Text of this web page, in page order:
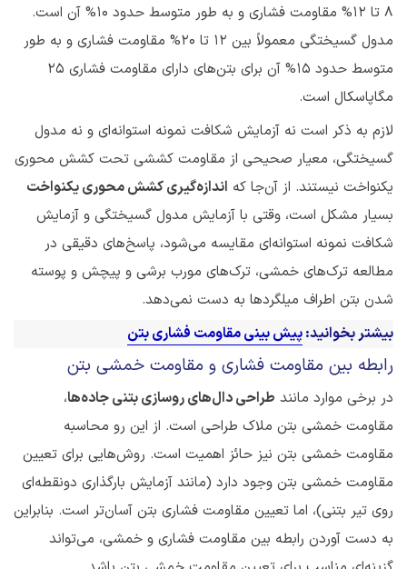
۸ تا ۱۲% مقاومت فشاری و به طور متوسط حدود ۱۰% آن است.
مدول گسیختگی معمولاً بین ۱۲ تا ۲۰% مقاومت فشاری و به طور
متوسط حدود ۱۵% آن برای بتن‌های دارای مقاومت فشاری 25
مگاپاسکال است.
لازم به ذکر است نه آزمایش شکافت نمونه استوانه‌ای و نه مدول
گسیختگی، معیار صحیحی از مقاومت کششی تحت کشش محوری
یکنواخت نیستند. از آن‌جا که اندازه‌گیری کشش محوری یکنواخت
بسیار مشکل است، وقتی با آزمایش مدول گسیختگی و آزمایش
شکافت نمونه استوانه‌ای مقایسه می‌شود، پاسخ‌های دقیقی در
مطالعه ترک‌های خمشی، ترک‌های مورب برشی و پیچش و پوسته
شدن بتن اطراف میلگردها به دست نمی‌دهد.
بیشتر بخوانید:پیش بینی مقاومت فشاری بتن
رابطه بین مقاومت فشاری و مقاومت خمشی بتن
در برخی موارد مانند طراحی دال‌های روسازی بتنی جاده‌ها،
مقاومت خمشی بتن ملاک طراحی است. از این رو محاسبه
مقاومت خمشی بتن نیز حائز اهمیت است. روش‌هایی برای تعیین
مقاومت خمشی بتن وجود دارد (مانند آزمایش بارگذاری دونقطه‌ای
روی تیر بتنی)، اما تعیین مقاومت فشاری بتن آسان‌تر است. بنابراین
به دست آوردن رابطه بین مقاومت فشاری و خمشی، می‌تواند